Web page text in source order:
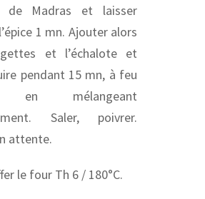
de Madras et laisser
1 mn. Ajouter alors
et l’échalote et
pendant 15 mn, à feu
en mélangeant
Saler, poivrer.
attente.
le four Th 6 / 180°C.